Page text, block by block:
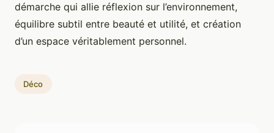
démarche qui allie réflexion sur l’environnement,
équilibre subtil entre beauté et utilité, et création
d’un espace véritablement personnel.
Déco